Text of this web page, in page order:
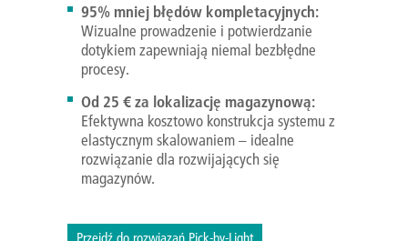
95% mniej błędów kompletacyjnych:
Wizualne prowadzenie i potwierdzanie
dotykiem zapewniają niemal bezbłędne
procesy.
Od 25 € za lokalizację magazynową:
Efektywna kosztowo konstrukcja systemu z
elastycznym skalowaniem – idealne
rozwiązanie dla rozwijających się
magazynów.
Przejdź do rozwiązań Pick-by-Light